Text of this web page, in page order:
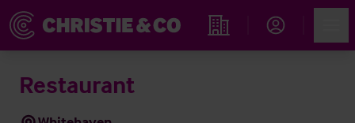
Immobiliensuche
Restaurant